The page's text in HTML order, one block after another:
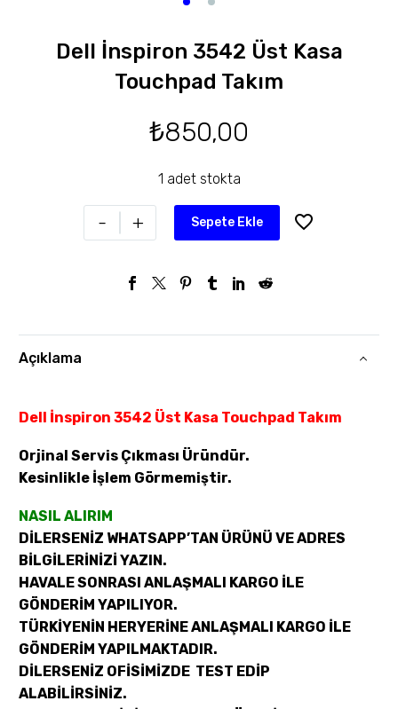
Dell İnspiron 3542 Üst Kasa
Touchpad Takım
₺850,00
1 adet stokta
- + Sepete Ekle
Açıklama
Dell İnspiron 3542 Üst Kasa Touchpad Takım
Orjinal Servis Çıkması Üründür.
Kesinlikle İşlem Görmemiştir.
NASIL ALIRIM
DİLERSENİZ WHATSAPP’TAN ÜRÜNÜ VE ADRES
BİLGİLERİNİZİ YAZIN.
HAVALE SONRASI ANLAŞMALI KARGO İLE
GÖNDERİM YAPILIYOR.
TÜRKİYENİN HERYERİNE ANLAŞMALI KARGO İLE
GÖNDERİM YAPILMAKTADIR.
DİLERSENİZ OFİSİMİZDE TEST EDİP
ALABİLİRSİNİZ.